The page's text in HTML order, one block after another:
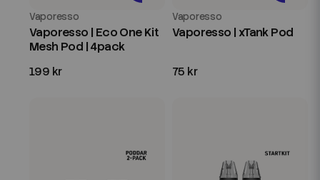
Vaporesso
Vaporesso | Eco One Kit
Mesh Pod | 4pack
199 kr
Vaporesso
Vaporesso | xTank Pod
75 kr